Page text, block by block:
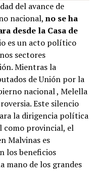
del avance de
nacional, no se ha
desde la Casa de
es un acto político
sectores
Mientras la
de Unión por la
nacional, Melella
Este silencio
la dirigencia política
como provincial, el
Malvinas es
los beneficios
mano de los grandes